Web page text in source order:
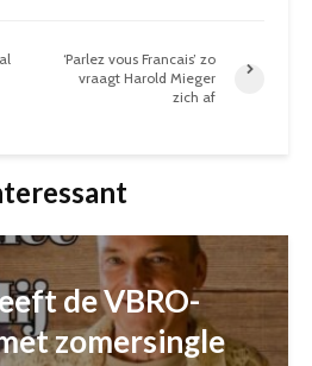
‘Parlez vous Francais’ zo
vraagt Harold Mieger
zich af
de VBRO-
zomersingle